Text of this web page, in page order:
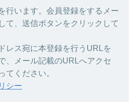
行います。会員登録をするメー
て、送信ボタンをクリックして
レス宛に本登録を行うURLを
、メール記載のURLへアクセ
てください。
シー